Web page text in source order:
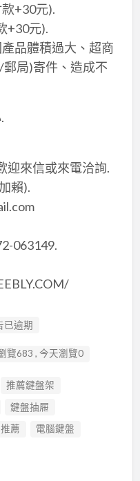
+30元).
+30元).
品體積過大、超商
局)寄件、造成不
迎來信或來電洽詢.
賴).
063149.
已逾期
覽683 , 今天瀏覽0
推薦鍵盤架
鍵盤抽屜
薦
電腦鍵盤